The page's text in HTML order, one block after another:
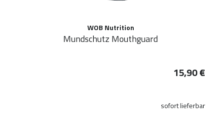
WOB Nutrition
Mundschutz Mouthguard
15,90 €
sofort lieferbar